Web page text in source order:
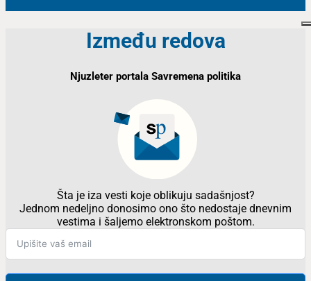
Između redova
Njuzleter portala Savremena politika
Šta je iza vesti koje oblikuju sadašnjost?
Jednom nedeljno donosimo ono što nedostaje dnevnim
vestima i šaljemo elektronskom poštom.